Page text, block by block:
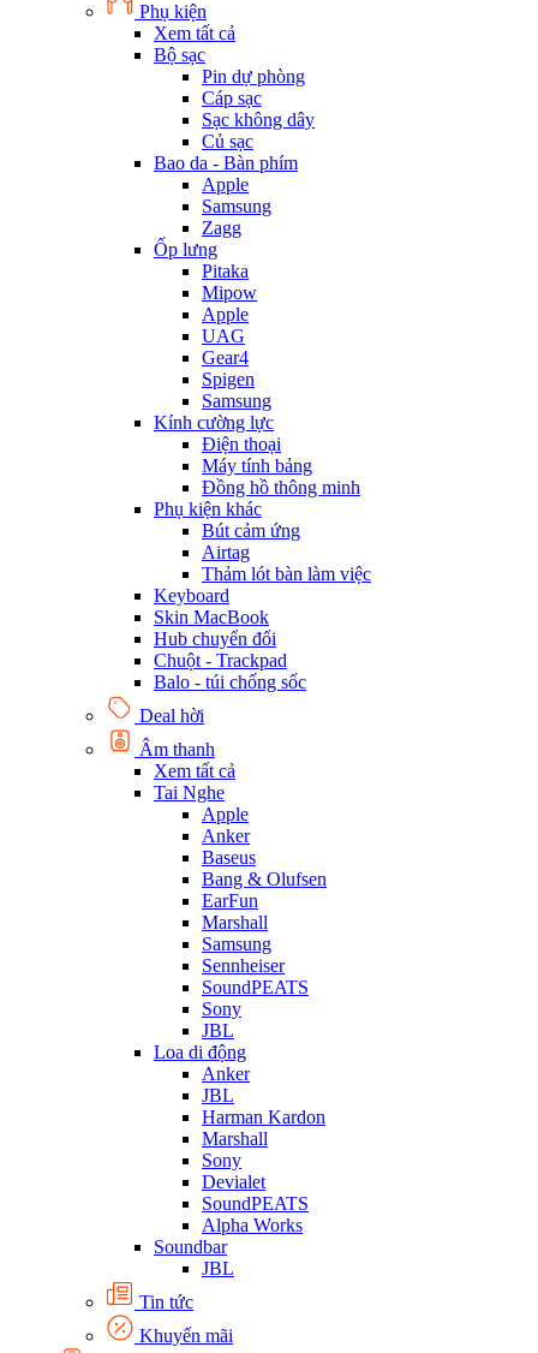
Phụ kiện
Xem tất cả
Bộ sạc
Pin dự phòng
Cáp sạc
Sạc không dây
Củ sạc
Bao da - Bàn phím
Apple
Samsung
Zagg
Ốp lưng
Pitaka
Mipow
Apple
UAG
Gear4
Spigen
Samsung
Kính cường lực
Điện thoại
Máy tính bảng
Đồng hồ thông minh
Phụ kiện khác
Bút cảm ứng
Airtag
Thảm lót bàn làm việc
Keyboard
Skin MacBook
Hub chuyển đổi
Chuột - Trackpad
Balo - túi chống sốc
Deal hời
Âm thanh
Xem tất cả
Tai Nghe
Apple
Anker
Baseus
Bang & Olufsen
EarFun
Marshall
Samsung
Sennheiser
SoundPEATS
Sony
JBL
Loa di động
Anker
JBL
Harman Kardon
Marshall
Sony
Devialet
SoundPEATS
Alpha Works
Soundbar
JBL
Tin tức
Khuyến mãi